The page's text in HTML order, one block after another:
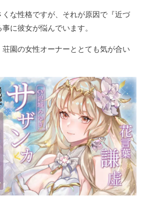
な性格ですが、それが原因で『近づ
に彼女が悩んでいます。
園の女性オーナーととても気が合い